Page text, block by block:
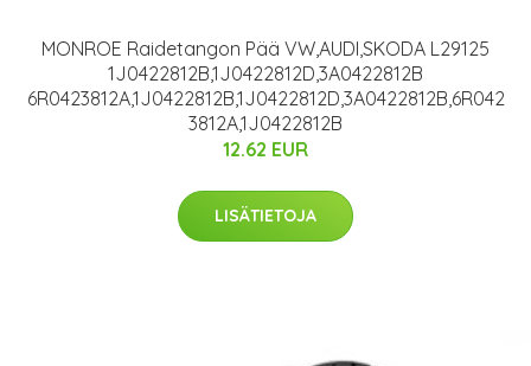
MONROE Raidetangon Pää VW,AUDI,SKODA L29125
1J0422812B,1J0422812D,3A0422812B
6R0423812A,1J0422812B,1J0422812D,3A0422812B,6R042
3812A,1J0422812B
12.62 EUR
LISÄTIETOJA